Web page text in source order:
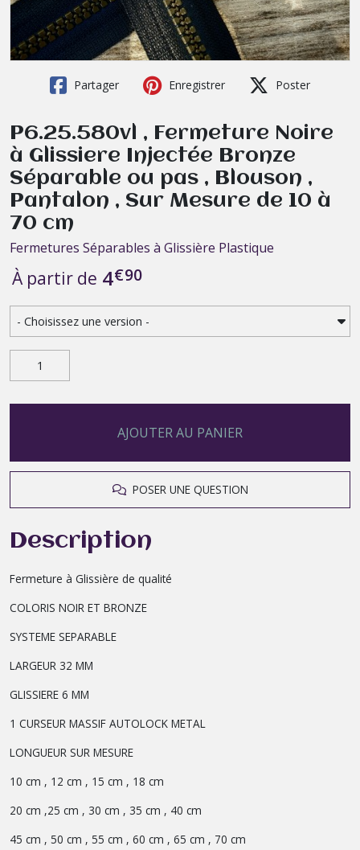
Partager Enregistrer Poster
P6.25.580vl , Fermeture Noire
à Glissiere Injectée Bronze
Séparable ou pas , Blouson ,
Pantalon , Sur Mesure de 10 à
70 cm
Fermetures Séparables à Glissière Plastique
À partir de 4€90
AJOUTER AU PANIER
POSER UNE QUESTION
Description
Fermeture à Glissière de qualité
COLORIS NOIR ET BRONZE
SYSTEME SEPARABLE
LARGEUR 32 MM
GLISSIERE 6 MM
1 CURSEUR MASSIF AUTOLOCK METAL
LONGUEUR SUR MESURE
10 cm , 12 cm , 15 cm , 18 cm
20 cm ,25 cm , 30 cm , 35 cm , 40 cm
45 cm , 50 cm , 55 cm , 60 cm , 65 cm , 70 cm